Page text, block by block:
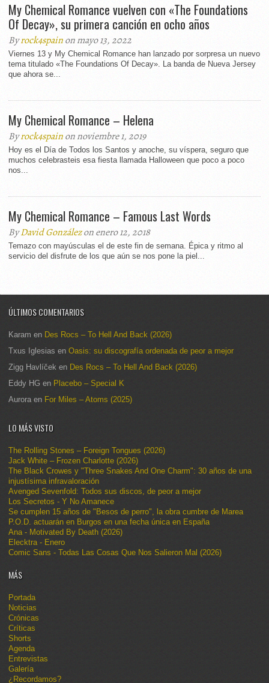
My Chemical Romance vuelven con «The Foundations
Of Decay», su primera canción en ocho años
Byrock4spainon mayo 13, 2022
Viernes 13 y My Chemical Romance han lanzado por sorpresa un nuevo
tema titulado «The Foundations Of Decay». La banda de Nueva Jersey
que ahora se...
My Chemical Romance – Helena
Byrock4spainon noviembre 1, 2019
Hoy es el Día de Todos los Santos y anoche, su víspera, seguro que
muchos celebrasteis esa fiesta llamada Halloween que poco a poco
nos...
My Chemical Romance – Famous Last Words
ByDavid Gonzálezon enero 12, 2018
Temazo con mayúsculas el de este fin de semana. Épica y ritmo al
servicio del disfrute de los que aún se nos pone la piel...
ÚLTIMOS COMENTARIOS
Karam en Des Rocs – To Hell And Back (2026)
Txus Iglesias en Oasis: su discografía ordenada de peor a mejor
Zigg Havlíček en Des Rocs – To Hell And Back (2026)
Eddy HG en Placebo – Special K
Auroraen For Miles – Atoms (2025)
LO MÁS VISTO
The Rolling Stones – Foreign Tongues (2026)
Jack White – Frozen Charlotte (2026)
The Black Crowes y "Three Snakes And One Charm": 30 años de una
injustísima infravaloración
Avenged Sevenfold: Todos sus discos, de peor a mejor
Los Secretos - Y No Amanece
Se cumplen 15 años de "Besos de perro", la obra cumbre de Marea
P.O.D. actuarán en Burgos en una fecha única en España
Ana - Motivated By Death (2026)
Elecktra - Enero
Comic Sans - Todas Las Cosas Que Nos Salieron Mal (2026)
MÁS
Portada
Noticias
Crónicas
Críticas
Shorts
Agenda
Entrevistas
Galería
¿Recordamos?